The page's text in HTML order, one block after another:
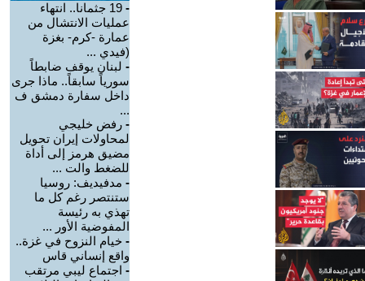
-
19 جثمانا.. انتهاء
عمليات الانتشال من
عمارة -كرم- بغزة
(فيدي ...
- لبنان يوقف ضابطاً
سورياً سابقاً.. ماذا جرى
داخل سفارة دمشق ف
...
- رفض خليجي
لمحاولات إيران تحويل
مضيق هرمز إلى أداة
للضغط والت ...
- مدفيديف: روسيا
ستنتصر رغم كل ما
تهذي به رئيسة
المفوضية الأور ...
- خيام النزوح في غزة..
واقع إنساني قاس
- اجتماع ليبي مرتقب